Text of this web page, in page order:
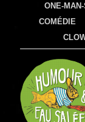
ONE-
COMÉDIE